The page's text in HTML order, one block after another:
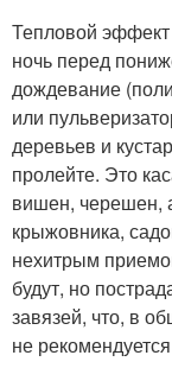
Тепловой
ночь перед
дождевание
или
деревьев и
пролейте. Это
вишен, черешен,
крыжовника,
нехитрым
будут, но
завязей, что, в
не